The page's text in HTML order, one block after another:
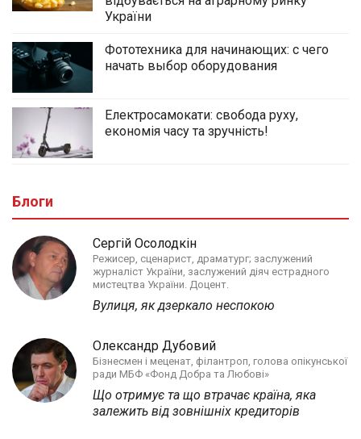
України
Фототехника для начинающих: с чего
начать выбор оборудования
Електросамокати: свобода руху,
економія часу та зручність!
Блоги
Сергій Осолодкін
Режисер, сценарист, драматург; заслужений
журналіст України, заслужений діяч естрадного
мистецтва України. Доцент.
Вулиця, як дзеркало неспокою
Олександр Дубовий
Бізнесмен і меценат, філантроп, голова опікунської
ради МБФ «Фонд Добра та Любові»
Що отримує та що втрачає країна, яка
залежить від зовнішніх кредиторів